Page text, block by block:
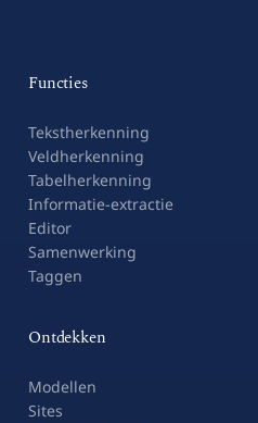
Functies
Tekstherkenning
Veldherkenning
Tabelherkenning
Informatie-extractie
Editor
Samenwerking
Taggen
Ontdekken
Modellen
Sites